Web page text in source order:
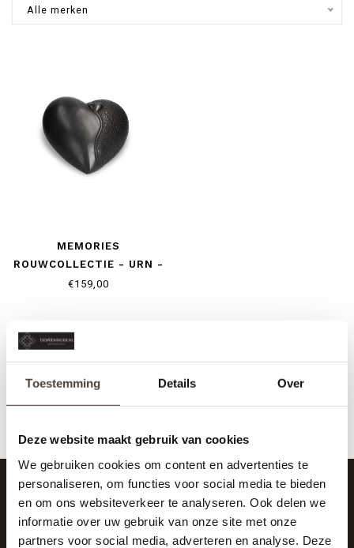
Toestemming Details Over
Deze website maakt gebruik van cookies
We gebruiken cookies om content en advertenties te
personaliseren, om functies voor social media te bieden
en om ons websiteverkeer te analyseren. Ook delen we
informatie over uw gebruik van onze site met onze
partners voor social media, adverteren en analyse. Deze
Alle merken
MEMORIES
ROUWCOLLECTIE - URN -
TWEE HARTEN
€159,00
SCHRIJF JE IN VOOR DE NIEUWSBRIEF
And stay up to date with our latest offers